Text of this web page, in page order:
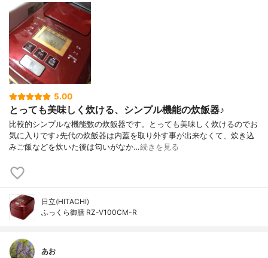
5.00
とっても美味しく炊ける、シンプル機能の炊飯器♪
比較的シンプルな機能数の炊飯器です。とっても美味しく炊けるのでお
気に入りです♪先代の炊飯器は内蓋を取り外す事が出来なくて、炊き込
みご飯などを炊いた後は匂いがなか…続きを見る
日立(HITACHI)
ふっくら御膳 RZ-V100CM-R
あお